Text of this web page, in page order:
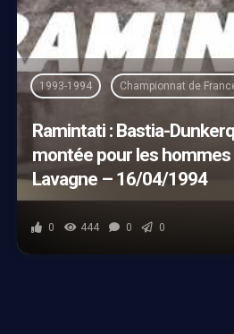
1993-1994 Championnat de
Ramintati : Bastia-
montée pour les
Lavagne – 16/04/1994
0 444 0 0